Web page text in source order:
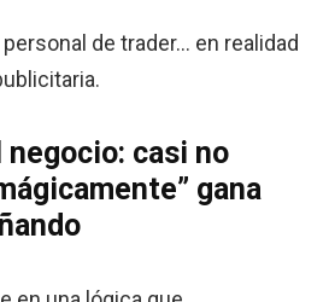
de trader… en realidad
negocio: casi no
gana